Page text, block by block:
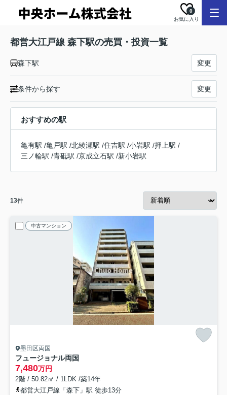
お気に入り
0
都営大江戸線 森下駅の売買・投資一覧
森下駅 変更
条件から探す 変更
おすすめの駅
亀有駅 /亀戸駅 /北綾瀬駅 /住吉駅 /小岩駅 /押上駅 /
三ノ輪駅 /青砥駅 /京成立石駅 /新小岩駅
13件
中古マンション
墨田区両国
フュージョナル両国
7,480万円
2階 / 50.82㎡ / 1LDK /築14年
都営大江戸線「森下」駅 徒歩13分